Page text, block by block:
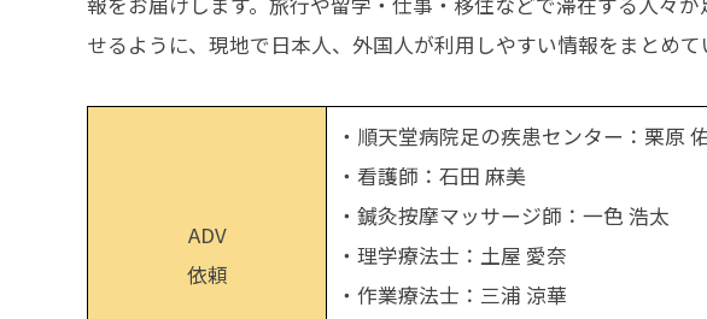
せるように、現地で日本人、外国人が利用しやすい情報をまとめて
ADV
依頼
・順天堂病院足の疾患センター：栗原
・看護師：石田 麻美
・鍼灸按摩マッサージ師：一色 浩太
・理学療法士：土屋 愛奈
・作業療法士：三浦 涼華